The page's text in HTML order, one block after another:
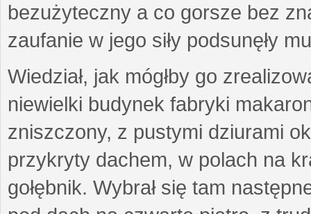
bezużyteczny a co gorsze bez
zaufanie w jego siły podsunęły
Wiedział, jak mógłby go
niewielki budynek fabryki
zniszczony, z pustymi dziurami
przykryty dachem, w polach na
gołębnik. Wybrał się tam